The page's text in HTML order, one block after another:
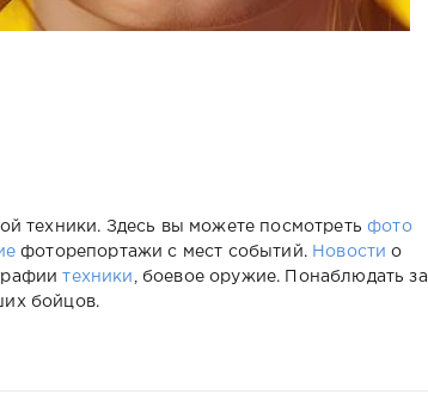
техники. Здесь вы можете посмотретьфото
фоторепортажи с мест событий. Новости о
техники
, боевое оружие. Понаблюдать за
бойцов.